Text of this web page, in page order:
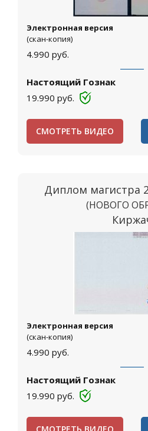
Электронная версия
(скан-копия)
4.990 руб.
Настоящий Гознак
19.990 руб.
СМОТРЕТЬ ВИДЕО
Диплом магистра
(НОВОГО
Электронная версия
(скан-копия)
4.990 руб.
Настоящий Гознак
19.990 руб.